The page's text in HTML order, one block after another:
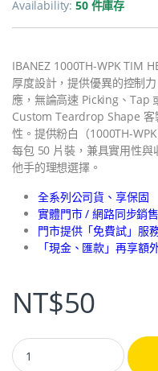
Availability:50 件庫存
IBANEZ 1000TH-WPK TIM
厚度設計，提供優異的控制
應，無論高速 Picking、Tap
Custom Teardrop Shape 客
性。提供粉白（1000TH-
每包 50 片裝，兼具實用性
他手的理想選擇。
全系列公司貨、享保固
實體門市 / 網路同步銷售
門市提供「免費試」服
「現金、匯款」再享額
NT$50